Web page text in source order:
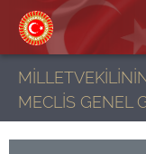
MECLİS GENEL